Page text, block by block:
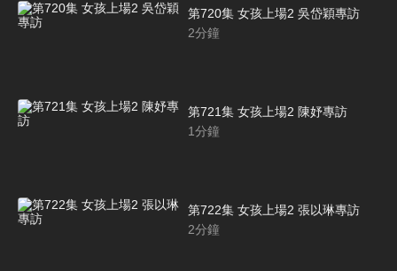
第720集 女孩上場2 吳岱穎專訪
2分鐘
第721集 女孩上場2 陳妤專訪
1分鐘
第722集 女孩上場2 張以琳專訪
2分鐘